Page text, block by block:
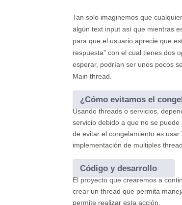
Tan solo imaginemos que
algún text input así que mientras
para que el usuario aprecie que
respuesta” con el cual tienes dos
esperar, podrían ser unos pocos
Main thread.
¿Cómo evitamos el
Usando threads o servicios,
servicio debido a que no se
de evitar el congelamiento es
implementación de multiples
Código y desarrollo
El proyecto que crearemos a
crear un thread que permita
permite realizar esta acción.